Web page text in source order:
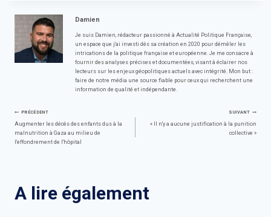
Damien
Je suis Damien, rédacteur passionné à Actualité Politique Française,
un espace que j'ai investi dès sa création en 2020 pour démêler les
intrications de la politique française et européenne. Je me consacre à
fournir des analyses précises et documentées, visant à éclairer nos
lecteurs sur les enjeux géopolitiques actuels avec intégrité. Mon but :
faire de notre média une source fiable pour ceux qui recherchent une
information de qualité et indépendante.
Navigation
de
PRÉCÉDENT
Augmenter les décès des enfants dus à la
malnutrition à Gaza au milieu de
l'effondrement de l'hôpital
SUIVANT
« Il n'y a aucune justification à la punition
collective »
A lire également